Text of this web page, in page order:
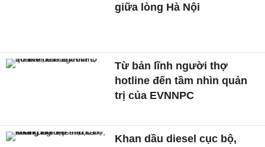
giữa lòng Hà Nội
Từ bản lĩnh người thợ
hotline đến tầm nhìn quản
trị của EVNNPC
Khan dầu diesel cục bộ,